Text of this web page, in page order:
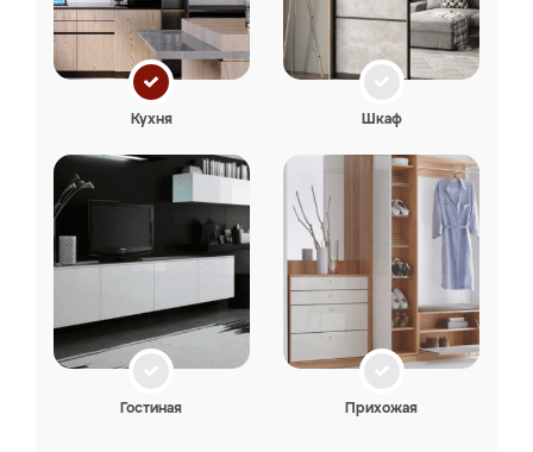
Кухня Шкаф
Гостиная Прихожая